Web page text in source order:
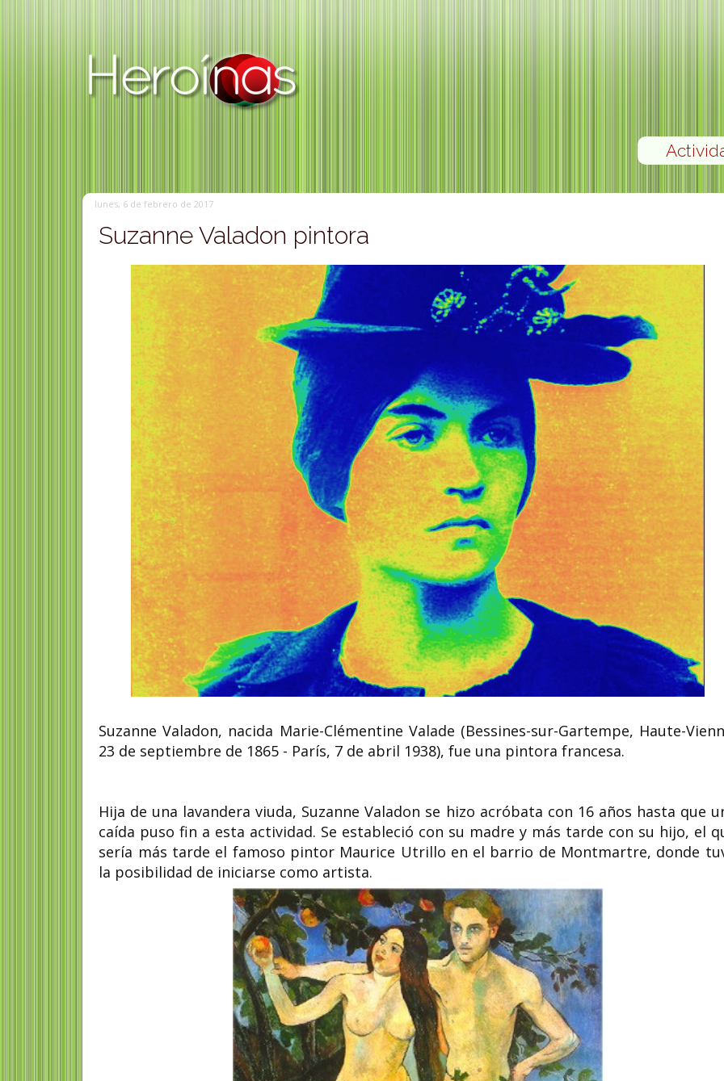
lunes, 6 de febrero de 2017
Suzanne Valadon pintora
Suzanne Valadon, nacida Marie-Clémentine Valade (Bessines-sur-Gartempe, Haute-
23 de septiembre de 1865 - París, 7 de abril 1938), fue una pintora francesa.
Hija de una lavandera viuda, Suzanne Valadon se hizo acróbata con 16 años hasta que
caída puso fin a esta actividad. Se estableció con su madre y más tarde con su hijo, el
sería más tarde el famoso pintor Maurice Utrillo en el barrio de Montmartre, donde
la posibilidad de iniciarse como artista.
Hilary Mantel escritora
Hilary Mary Mantel (Glossop,
Derbyshire, Inglaterra, 6 de julio de
1952 - Exeter, Devon,...
poeta, crítica literaria,
periodista y traductora
Margarita Michelena (Pachuca de
Soto, Hidalgo, 21 de julio de 1917 -
Ciudad de México, 27 de...
Julia Chuñil activista
medioambiental
Julia del Carmen Chuñil Catricura
periodista,
feminista y
Michele Landsberg (